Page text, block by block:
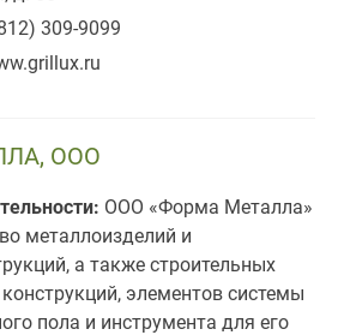
309-9099
ООО
ООО «Форма Металла»
металлоизделий и
а также строительных
элементов системы
пола и инструмента для его